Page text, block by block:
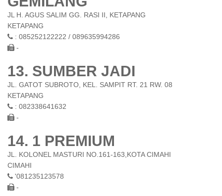
JL H. AGUS SALIM GG. RASI II, KETAPANG
KETAPANG
: 085252122222 / 089635994286
-
13. SUMBER JADI
JL. GATOT SUBROTO, KEL. SAMPIT RT. 21 RW. 08
KETAPANG
: 082338641632
-
14. 1 PREMIUM
JL. KOLONEL MASTURI NO.161-163,KOTA CIMAHI
CIMAHI
'081235123578
-